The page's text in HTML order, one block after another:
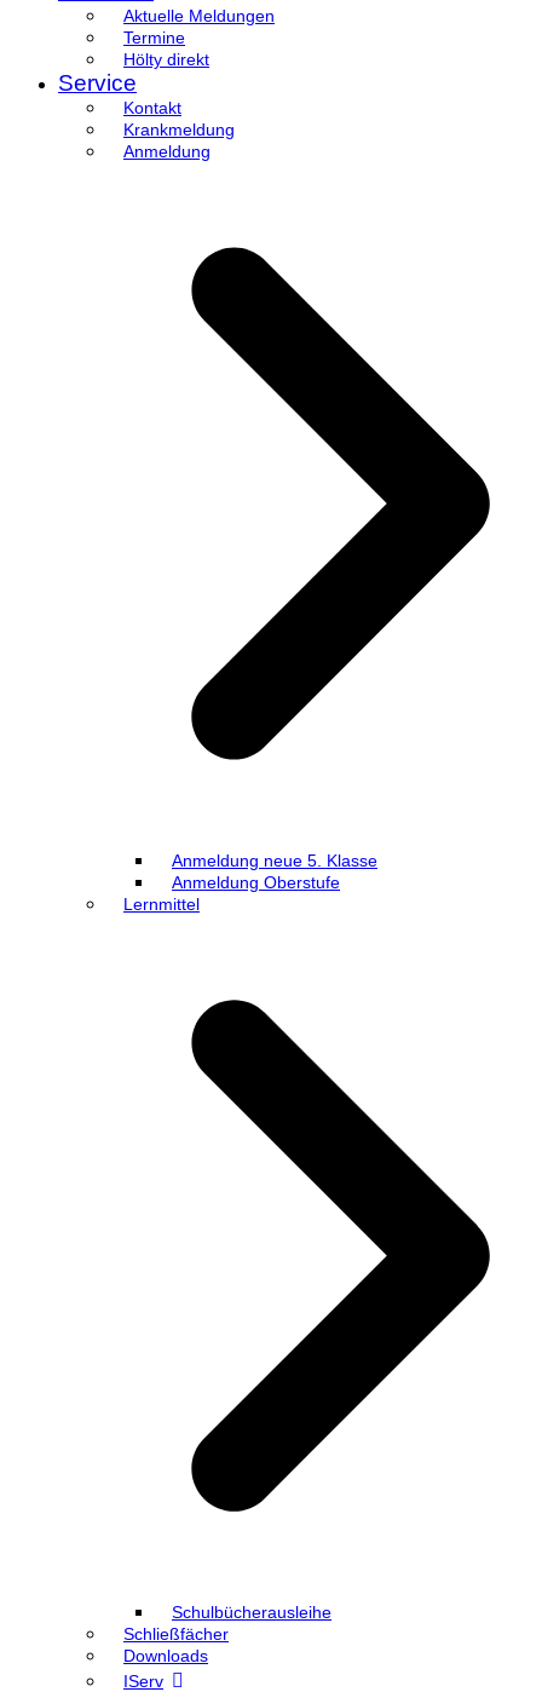
Aktuelle Meldungen
Termine
Hölty direkt
Service
Kontakt
Krankmeldung
Anmeldung
Anmeldung neue 5. Klasse
Anmeldung Oberstufe
Lernmittel
Schulbücherausleihe
Schließfächer
Downloads
IServ